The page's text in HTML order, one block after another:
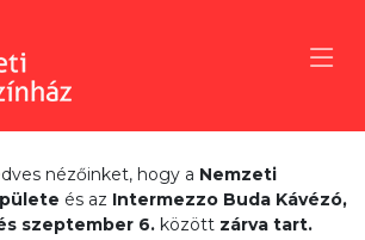
nézőinket, hogy a Nemzeti
és az Intermezzo Buda Kávézó,
szeptember 6. között zárva tart.